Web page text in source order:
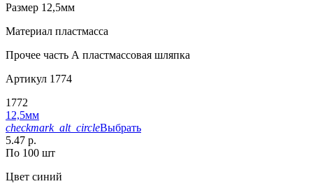
Размер 12,5мм
Материал пластмасса
Прочее часть А пластмассовая шляпка
Артикул 1774
1772
12,5мм
checkmark_alt_circleВыбрать
5.47 р.
По 100 шт
Цвет синий